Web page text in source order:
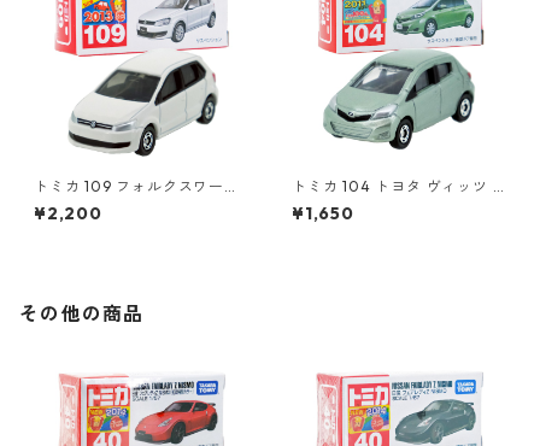
トミカ 109 フォルクスワーゲ
ン ポロ（初回特別カラー）#1
0467380
¥2,200
トミカ 104 トヨタ ヴィッツ #
10392507
¥1,650
その他の商品